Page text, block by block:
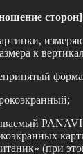
сторон]
к
(при